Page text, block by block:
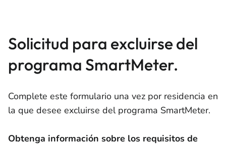
Solicitud para excluirse del
programa SmartMeter.
Complete este formulario una vez por residencia en
la que desee excluirse del programa SmartMeter.
Obtenga información sobre los requisitos de